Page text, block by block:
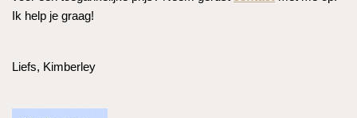
Ik help je graag!
Liefs, Kimberley